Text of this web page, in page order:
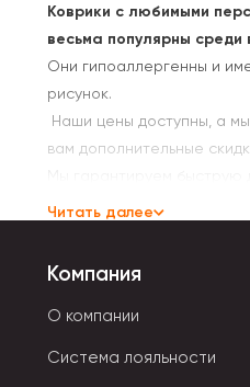
Коврики с любимыми
весьма популярны среди
Они гипоаллергенны и
рисунок.
Наши цены доступны, а
вам дополнительные
других регионах, а
качественные.
Не упустите возможность
оптом на нашей сайте.
Читать далее
Компания
О компании
Система лояльности